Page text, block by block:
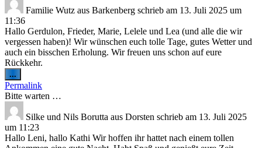
Familie Wutz aus Barkenberg schrieb am 13. Juli 2025 um
11:36
Hallo Gerdulon, Frieder, Marie, Lelele und Lea (und alle die wir
vergessen haben)! Wir wünschen euch tolle Tage, gutes Wetter und
auch ein bisschen Erholung. Wir freuen uns schon auf eure
Rückkehr.
...
Metabox
ein-/ausblenden.
Permalink
Bitte warten …
Silke und Nils Borutta aus Dorsten schrieb am 13. Juli 2025
um 11:23
Hallo Leni, hallo Kathi Wir hoffen ihr hattet nach einem tollen